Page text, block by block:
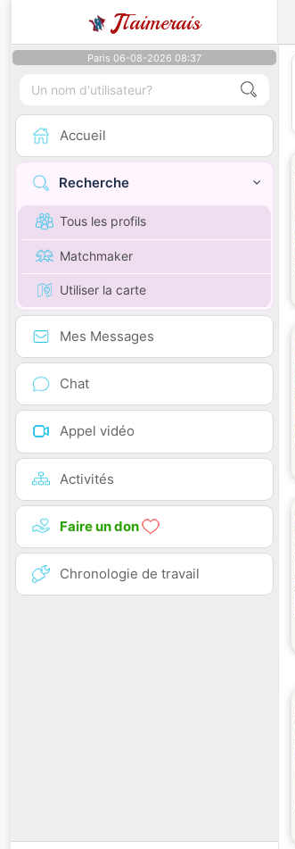
JTaimerais
Paris 06-08-2026 08:37
Accueil
Recherche
Tous les profils
Matchmaker
Utiliser la carte
Mes Messages
Chat
Appel vidéo
Activités
Faire un don
Chronologie de travail